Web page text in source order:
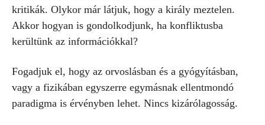
kritikák. Olykor már látjuk, hogy a király meztelen.
Akkor hogyan is gondolkodjunk, ha konfliktusba
kerültünk az információkkal?
Fogadjuk el, hogy az orvoslásban és a gyógyításban,
vagy a fizikában egyszerre egymásnak ellentmondó
paradigma is érvényben lehet. Nincs kizárólagosság.